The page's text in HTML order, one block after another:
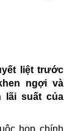
liệt trước
ngợi và
lãi suất của